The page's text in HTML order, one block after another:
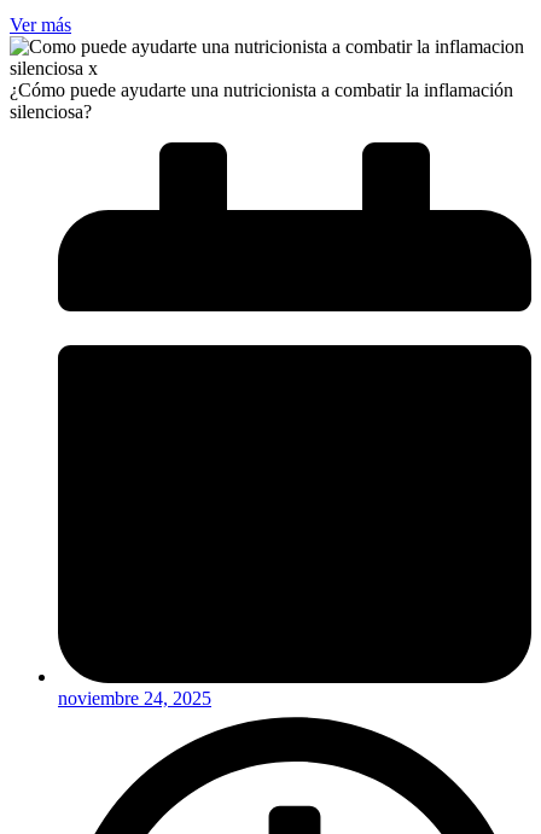
Ver más
¿Cómo puede ayudarte una nutricionista a combatir la inflamación
silenciosa?
noviembre 24, 2025